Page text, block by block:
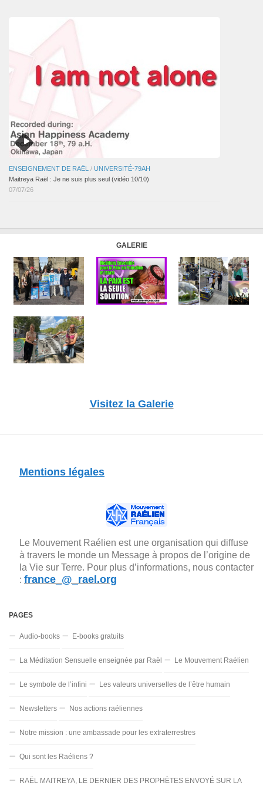
ENSEIGNEMENT DE RAËL / UNIVERSITÉ-79AH
Maitreya Raël : Je ne suis plus seul (vidéo 10/10)
07/07/26
GALERIE
Visitez la Galerie
Mentions légales
Le Mouvement Raélien est une organisation qui diffuse
à travers le monde un Message à propos de l’origine de
la Vie sur Terre. Pour plus d’informations, nous contacter
: france_@_rael.org
PAGES
Audio-books E-books gratuits
La Méditation Sensuelle enseignée par Raël Le Mouvement Raélien
Le symbole de l’infini Les valeurs universelles de l’être humain
Newsletters Nos actions raéliennes
Notre mission : une ambassade pour les extraterrestres
Qui sont les Raéliens ?
RAËL MAITREYA, LE DERNIER DES PROPHÈTES ENVOYÉ SUR LA